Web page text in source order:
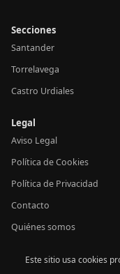
Secciones
Santander
Torrelavega
Castro Urdiales
Legal
Aviso Legal
Política de Cookies
Política de Privacidad
Contacto
Quiénes somos
©
Este sitio usa cookies